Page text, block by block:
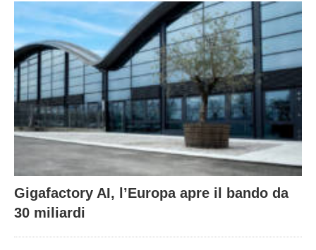
Gigafactory AI, l’Europa apre il bando da
30 miliardi